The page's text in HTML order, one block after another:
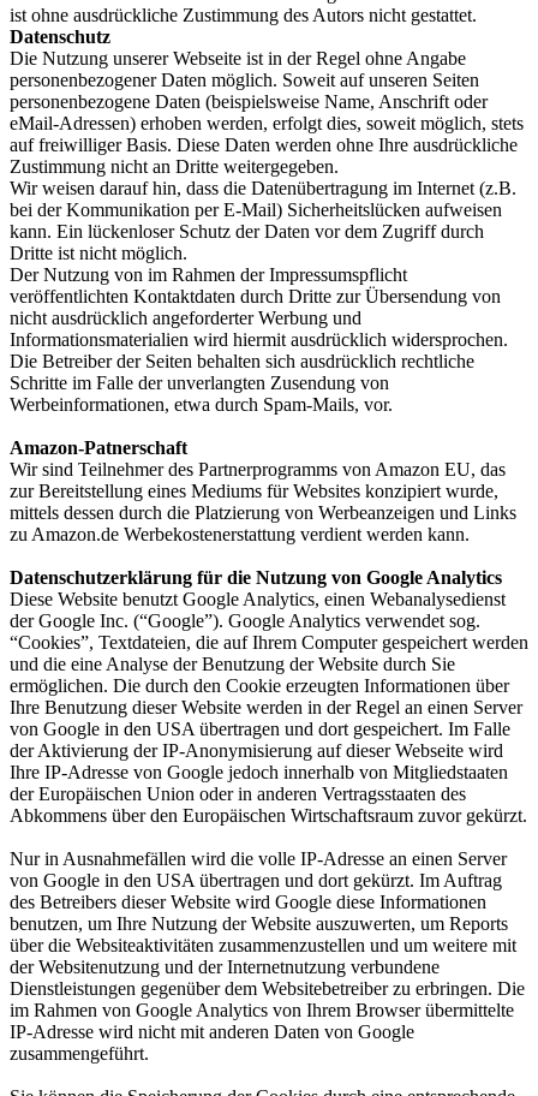
ist ohne ausdrückliche Zustimmung des Autors nicht gestattet.
Datenschutz
Die Nutzung unserer Webseite ist in der Regel ohne Angabe
personenbezogener Daten möglich. Soweit auf unseren Seiten
personenbezogene Daten (beispielsweise Name, Anschrift oder
eMail-Adressen) erhoben werden, erfolgt dies, soweit möglich, stets
auf freiwilliger Basis. Diese Daten werden ohne Ihre ausdrückliche
Zustimmung nicht an Dritte weitergegeben.
Wir weisen darauf hin, dass die Datenübertragung im Internet (z.B.
bei der Kommunikation per E-Mail) Sicherheitslücken aufweisen
kann. Ein lückenloser Schutz der Daten vor dem Zugriff durch
Dritte ist nicht möglich.
Der Nutzung von im Rahmen der Impressumspflicht
veröffentlichten Kontaktdaten durch Dritte zur Übersendung von
nicht ausdrücklich angeforderter Werbung und
Informationsmaterialien wird hiermit ausdrücklich widersprochen.
Die Betreiber der Seiten behalten sich ausdrücklich rechtliche
Schritte im Falle der unverlangten Zusendung von
Werbeinformationen, etwa durch Spam-Mails, vor.
Amazon-Patnerschaft
Wir sind Teilnehmer des Partnerprogramms von Amazon EU, das
zur Bereitstellung eines Mediums für Websites konzipiert wurde,
mittels dessen durch die Platzierung von Werbeanzeigen und Links
zu Amazon.de Werbekostenerstattung verdient werden kann.
Datenschutzerklärung für die Nutzung von Google Analytics
Diese Website benutzt Google Analytics, einen Webanalysedienst
der Google Inc. (“Google”). Google Analytics verwendet sog.
“Cookies”, Textdateien, die auf Ihrem Computer gespeichert werden
und die eine Analyse der Benutzung der Website durch Sie
ermöglichen. Die durch den Cookie erzeugten Informationen über
Ihre Benutzung dieser Website werden in der Regel an einen Server
von Google in den USA übertragen und dort gespeichert. Im Falle
der Aktivierung der IP-Anonymisierung auf dieser Webseite wird
Ihre IP-Adresse von Google jedoch innerhalb von Mitgliedstaaten
der Europäischen Union oder in anderen Vertragsstaaten des
Abkommens über den Europäischen Wirtschaftsraum zuvor gekürzt.
Nur in Ausnahmefällen wird die volle IP-Adresse an einen Server
von Google in den USA übertragen und dort gekürzt. Im Auftrag
des Betreibers dieser Website wird Google diese Informationen
benutzen, um Ihre Nutzung der Website auszuwerten, um Reports
über die Websiteaktivitäten zusammenzustellen und um weitere mit
der Websitenutzung und der Internetnutzung verbundene
Dienstleistungen gegenüber dem Websitebetreiber zu erbringen. Die
im Rahmen von Google Analytics von Ihrem Browser übermittelte
IP-Adresse wird nicht mit anderen Daten von Google
zusammengeführt.